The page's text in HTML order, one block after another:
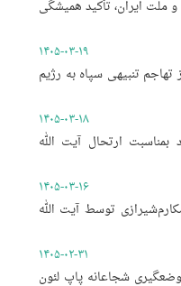
ملت ایران، تأکید همیشگی
۱۴۰۵-۰۳-۱۹
تهاجم تنبیهی سپاه به رژیم
۱۴۰۵-۰۳-۱۸
ارتحال آیت الله
۱۴۰۵-۰۳-۱۶
توسط آیت الله
۱۴۰۵-۰۲-۳۱
شجاعانه پاپ لئون